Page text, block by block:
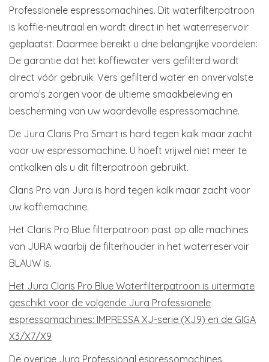
Professionele espressomachines. Dit waterfilterpatroon
is koffie-neutraal en wordt direct in het waterreservoir
geplaatst. Daarmee bereikt u drie belangrijke voordelen:
De garantie dat het koffiewater vers gefilterd wordt
direct vóór gebruik. Vers gefilterd water en onvervalste
aroma’s zorgen voor de ultieme smaakbeleving en
bescherming van uw waardevolle espressomachine.
De Jura Claris Pro Smart is hard tegen kalk maar zacht
voor uw espressomachine. U hoeft vrijwel niet meer te
ontkalken als u dit filterpatroon gebruikt.
Claris Pro van Jura is hard tegen kalk maar zacht voor
uw koffiemachine.
Het Claris Pro Blue filterpatroon past op alle machines
van JURA waarbij de filterhouder in het waterreservoir
BLAUW is.
Het Jura Claris Pro Blue Waterfilterpatroon is uitermate
geschikt voor de volgende Jura Professionele
espressomachines: IMPRESSA XJ-serie (XJ9) en de GIGA
X3/X7/X9
De overige Jura Professional espressomachines